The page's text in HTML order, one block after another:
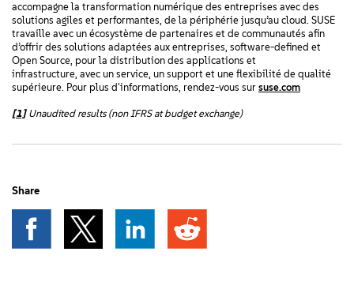
accompagne la transformation numérique des entreprises avec des
solutions agiles et performantes, de la périphérie jusqu’au cloud. SUSE
travaille avec un écosystème de partenaires et de communautés afin
d’offrir des solutions adaptées aux entreprises, software-defined et
Open Source, pour la distribution des applications et
infrastructure, avec un service, un support et une flexibilité de qualité
supérieure. Pour plus d'informations, rendez-vous sur suse.com
[1] Unaudited results (non IFRS at budget exchange)
Share